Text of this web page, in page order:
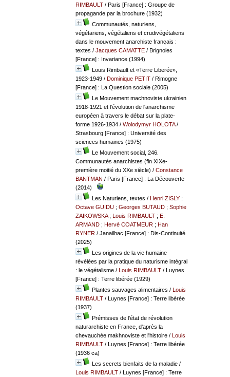
RIMBAULT/ Paris [France] : Groupe de
propagande par la brochure (1932)
Communautés, naturiens,
végétariens, végétaliens et crudivégétaliens
dans le mouvement anarchiste français :
textes / Jacques CAMATTE/ Brignoles
[France] : Invariance (1994)
Louis Rimbault et «Terre Liberée»,
1923-1949/ Dominique PETIT/ Rimogne
[France] : La Question sociale (2005)
Le Mouvement machnoviste ukrainien
1918-1921 et l'évolution de l'anarchisme
européen à travers le débat sur la plate-
forme 1926-1934/ Wolodymyr HOLOTA/
Strasbourg [France] : Université des
sciences humaines (1975)
Le Mouvement social, 246.
Communautés anarchistes (fin XIXe-
première moitié du XXe siècle) / Constance
BANTMAN / Paris [France] : La Découverte
(2014)
Les Naturiens, textes / Henri ZISLY;
Octave GUIDU; Georges BUTAUD; Sophie
ZAIKOWSKA; Louis RIMBAULT; E.
ARMAND; Hervé COATMEUR; Han
RYNER/ Janailhac [France] : Dis-Continuité
(2025)
Les origines de la vie humaine
révélées par la pratique du naturisme intégral
: le végétalisme/ Louis RIMBAULT/ Luynes
[France] : Terre libérée (1929)
Plantes sauvages alimentaires / Louis
RIMBAULT/ Luynes [France] : Terre libérée
(1937)
Prémisses de l'état de révolution
naturarchiste en France, d'après la
chevauchée makhnoviste et l'histoire/ Louis
RIMBAULT/ Luynes [France] : Terre libérée
(1936 ca)
Les secrets bienfaits de la maladie/
Louis RIMBAULT/ Luynes [France] : Terre